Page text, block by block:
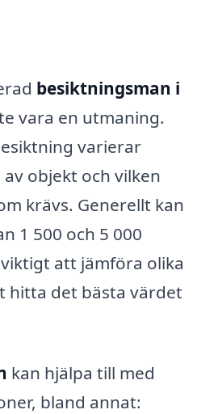
besiktningsman i
vara en utmaning.
varierar
objekt och vilken
krävs. Generellt kan
1 500 och 5 000
att jämföra olika
hitta det bästa värdet
kan hjälpa till med
bland annat: